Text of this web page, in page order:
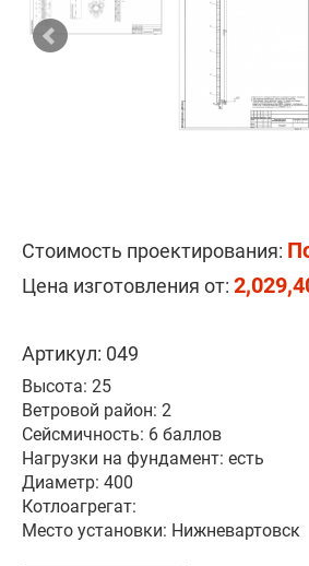
Стоимость проектирования:
Цена изготовления от:
Артикул: 049
Высота: 25
Ветровой район: 2
Сейсмичность: 6 баллов
Нагрузки на фундамент: есть
Диаметр: 400
Котлоагрегат:
Место установки: Нижневартовск